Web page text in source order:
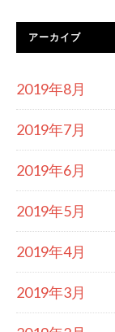
アーカイブ
2019年8月
2019年7月
2019年6月
2019年5月
2019年4月
2019年3月